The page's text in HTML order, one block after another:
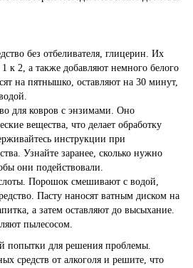
без отбеливателя, глицерин. Их
к 2, а также добавляют немного белого
на пятнышко, оставляют на 30 минут,
для ковров с энзимами. Оно
вещества, что делает обработку
инструкции при
Узнайте заранее, сколько нужно
они подействовали.
Порошок смешивают с водой,
Пасту наносят ватным диском на
а затем оставляют до высыхание.
пылесосом.
попытки для решения проблемы.
средств от алкоголя и решите, что